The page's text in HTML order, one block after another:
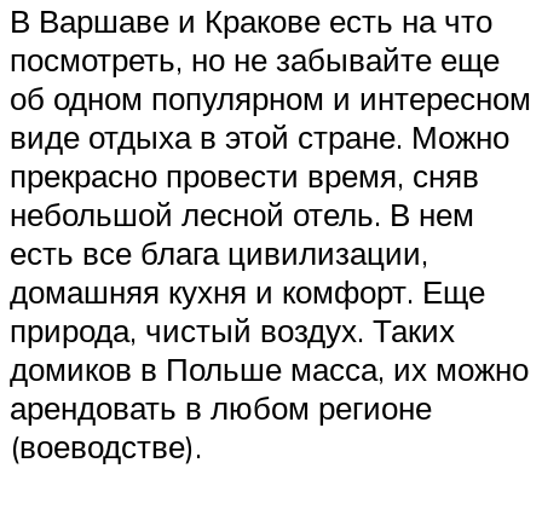
В Варшаве и Кракове есть на что
посмотреть, но не забывайте еще
об одном популярном и интересном
виде отдыха в этой стране. Можно
прекрасно провести время, сняв
небольшой лесной отель. В нем
есть все блага цивилизации,
домашняя кухня и комфорт. Еще
природа, чистый воздух. Таких
домиков в Польше масса, их можно
арендовать в любом регионе
(воеводстве).